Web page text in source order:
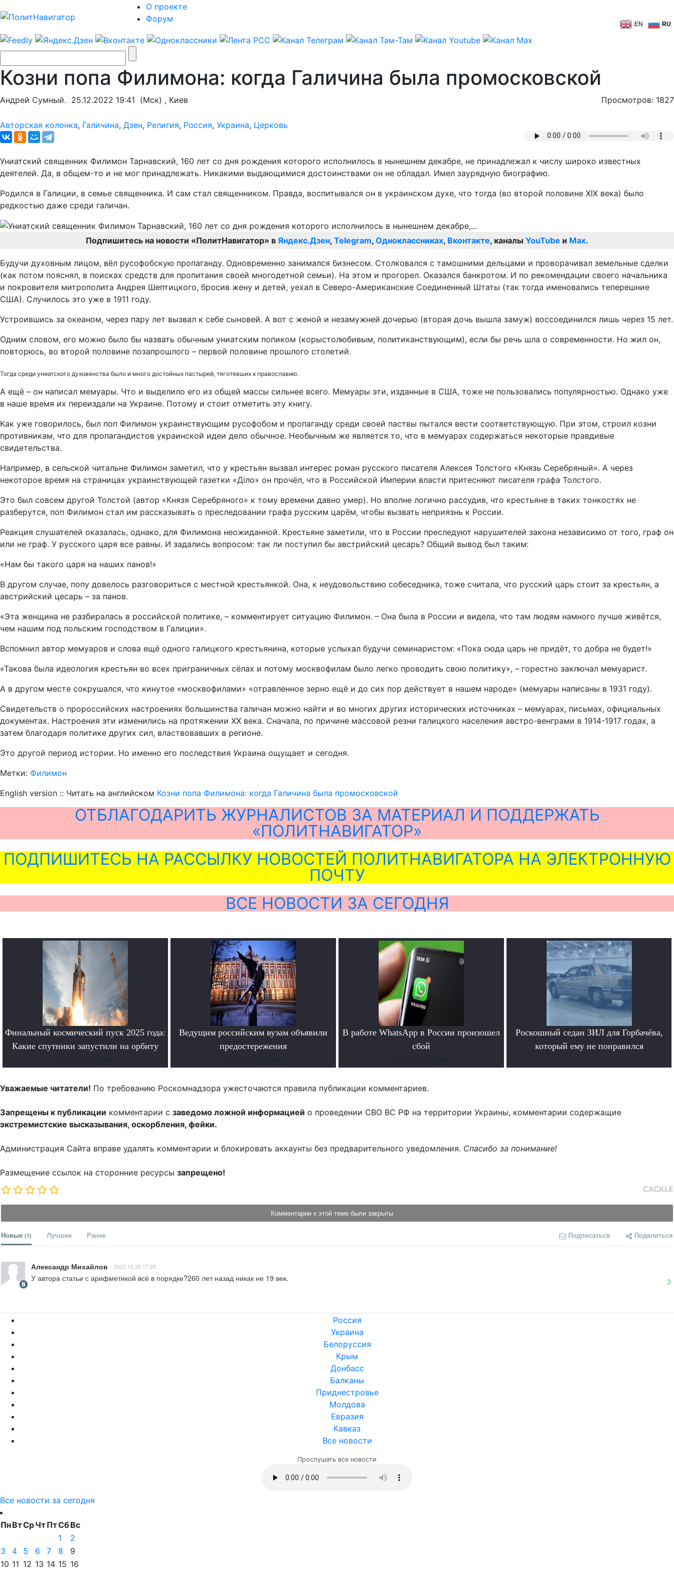
О проекте
Форум
EN RU
Козни попа Филимона: когда Галичина была промосковской
Андрей Сумный. 25.12.2022 19:41 (Мск) , Киев Просмотров: 1827
Авторская колонка, Галичина, Дзен, Религия, Россия, Украина, Церковь
Униатский священник Филимон Тарнавский, 160 лет со дня рождения которого исполнилось в нынешнем декабре, не принадлежал к числу широко известных
деятелей. Да, в общем-то и не мог принадлежать. Никакими выдающимися достоинствами он не обладал. Имел заурядную биографию.
Родился в Галиции, в семье священника. И сам стал священником. Правда, воспитывался он в украинском духе, что тогда (во второй половине ХIХ века) было
редкостью даже среди галичан.
Подпишитесь на новости «ПолитНавигатор» в Яндекс.Дзен, Telegram, Одноклассниках, Вконтакте, каналы YouTube и Max.
Будучи духовным лицом, вёл русофобскую пропаганду. Одновременно занимался бизнесом. Столковался с тамошними дельцами и проворачивал земельные сделки
(как потом пояснял, в поисках средств для пропитания своей многодетной семьи). На этом и прогорел. Оказался банкротом. И по рекомендации своего начальника
и покровителя митрополита Андрея Шептицкого, бросив жену и детей, уехал в Северо-Американские Соединенный Штаты (так тогда именовались теперешние
США). Случилось это уже в 1911 году.
Устроившись за океаном, через пару лет вызвал к себе сыновей. А вот с женой и незамужней дочерью (вторая дочь вышла замуж) воссоединился лишь через 15 лет.
Одним словом, его можно было бы назвать обычным униатским попиком (корыстолюбивым, политиканствующим), если бы речь шла о современности. Но жил он,
повторюсь, во второй половине позапрошлого – первой половине прошлого столетий.
Тогда среди униатского духовенства было и много достойных пастырей, тяготевших к православию.
А ещё – он написал мемуары. Что и выделило его из общей массы сильнее всего. Мемуары эти, изданные в США, тоже не пользовались популярностью. Однако уже
в наше время их переиздали на Украине. Потому и стоит отметить эту книгу.
Как уже говорилось, был поп Филимон украинствующим русофобом и пропаганду среди своей паствы пытался вести соответствующую. При этом, строил козни
противникам, что для пропагандистов украинской идеи дело обычное. Необычным же является то, что в мемуарах содержаться некоторые правдивые
свидетельства.
Например, в сельской читальне Филимон заметил, что у крестьян вызвал интерес роман русского писателя Алексея Толстого «Князь Серебряный». А через
некоторое время на страницах украинствующей газетки «Діло» он прочёл, что в Российской Империи власти притесняют писателя графа Толстого.
Это был совсем другой Толстой (автор «Князя Серебряного» к тому времени давно умер). Но вполне логично рассудив, что крестьяне в таких тонкостях не
разберутся, поп Филимон стал им рассказывать о преследовании графа русским царём, чтобы вызвать неприязнь к России.
Реакция слушателей оказалась, однако, для Филимона неожиданной. Крестьяне заметили, что в России преследуют нарушителей закона независимо от того, граф он
или не граф. У русского царя все равны. И задались вопросом: так ли поступил бы австрийский цесарь? Общий вывод был таким:
«Нам бы такого царя на наших панов!»
В другом случае, попу довелось разговориться с местной крестьянкой. Она, к неудовольствию собеседника, тоже считала, что русский царь стоит за крестьян, а
австрийский цесарь – за панов.
«Эта женщина не разбиралась в российской политике, – комментирует ситуацию Филимон. – Она была в России и видела, что там людям намного лучше живётся,
чем нашим под польским господством в Галиции».
Вспомнил автор мемуаров и слова ещё одного галицкого крестьянина, которые услыхал будучи семинаристом: «Пока сюда царь не придёт, то добра не будет!»
«Такова была идеология крестьян во всех приграничных сёлах и потому москвофилам было легко проводить свою политику», – горестно заключал мемуарист.
А в другом месте сокрушался, что кинутое «москвофилами» «отравленное зерно ещё и до сих пор действует в нашем народе» (мемуары написаны в 1931 году).
Свидетельств о пророссийских настроениях большинства галичан можно найти и во многих других исторических источниках – мемуарах, письмах, официальных
документах. Настроения эти изменились на протяжении ХХ века. Сначала, по причине массовой резни галицкого населения австро-венграми в 1914-1917 годах, а
затем благодаря политике других сил, властвовавших в регионе.
Это другой период истории. Но именно его последствия Украина ощущает и сегодня.
Метки: Филимон
English version :: Читать на английском Козни попа Филимона: когда Галичина была промосковской
ОТБЛАГОДАРИТЬ ЖУРНАЛИСТОВ ЗА МАТЕРИАЛ И ПОДДЕРЖАТЬ
«ПОЛИТНАВИГАТОР»
ПОДПИШИТЕСЬ НА РАССЫЛКУ НОВОСТЕЙ ПОЛИТНАВИГАТОРА НА ЭЛЕКТРОННУЮ
ПОЧТУ
ВСЕ НОВОСТИ ЗА СЕГОДНЯ
Финальный космический пуск 2025 года:
Какие спутники запустили на орбиту
Ведущим российским вузам объявили
предостережения
В работе WhatsApp в России произошел
сбой
Роскошный седан ЗИЛ для Горбачёва,
который ему не понравился
Уважаемые читатели! По требованию Роскомнадзора ужесточаются правила публикации комментариев.
Запрещены к публикации комментарии с заведомо ложной информацией о проведении СВО ВС РФ на территории Украины, комментарии содержащие
экстремистские высказывания, оскорбления, фейки.
Администрация Сайта вправе удалять комментарии и блокировать аккаунты без предварительного уведомления. Спасибо за понимание!
Размещение ссылок на сторонние ресурсы запрещено!
Комментарии к этой теме были закрыты
Новые (1) Лучшие Ранее Подписаться Поделиться
Александр Михайлов 2022.12.25 17:25
У автора статьи с арифметикой всё в порядке?260 лет назад никак не 19 век. 3
Россия
Украина
Белоруссия
Крым
Донбасс
Балканы
Приднестровье
Молдова
Евразия
Кавказ
Все новости
Прослушать все новости
Все новости за сегодня
ПнВтСрЧтПтСбВс
1
2
3
4 5 6 7 8
9
10 11 12 13 14 15 16